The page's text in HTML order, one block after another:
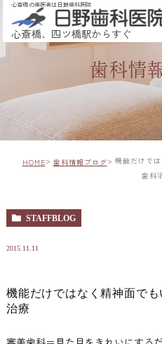
心斎橋の歯医者は日野歯科医院
心斎橋、四ツ橋駅からすぐ
歯科情
HOME 歯科情報ブログ
機能だけで
歯科
STAFFBLOG
2015.11.11
機能だけではなく精神面で
治療